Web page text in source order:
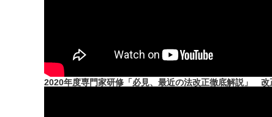
2020年度専門家研修「必見、最近の法改正徹底解説」 改